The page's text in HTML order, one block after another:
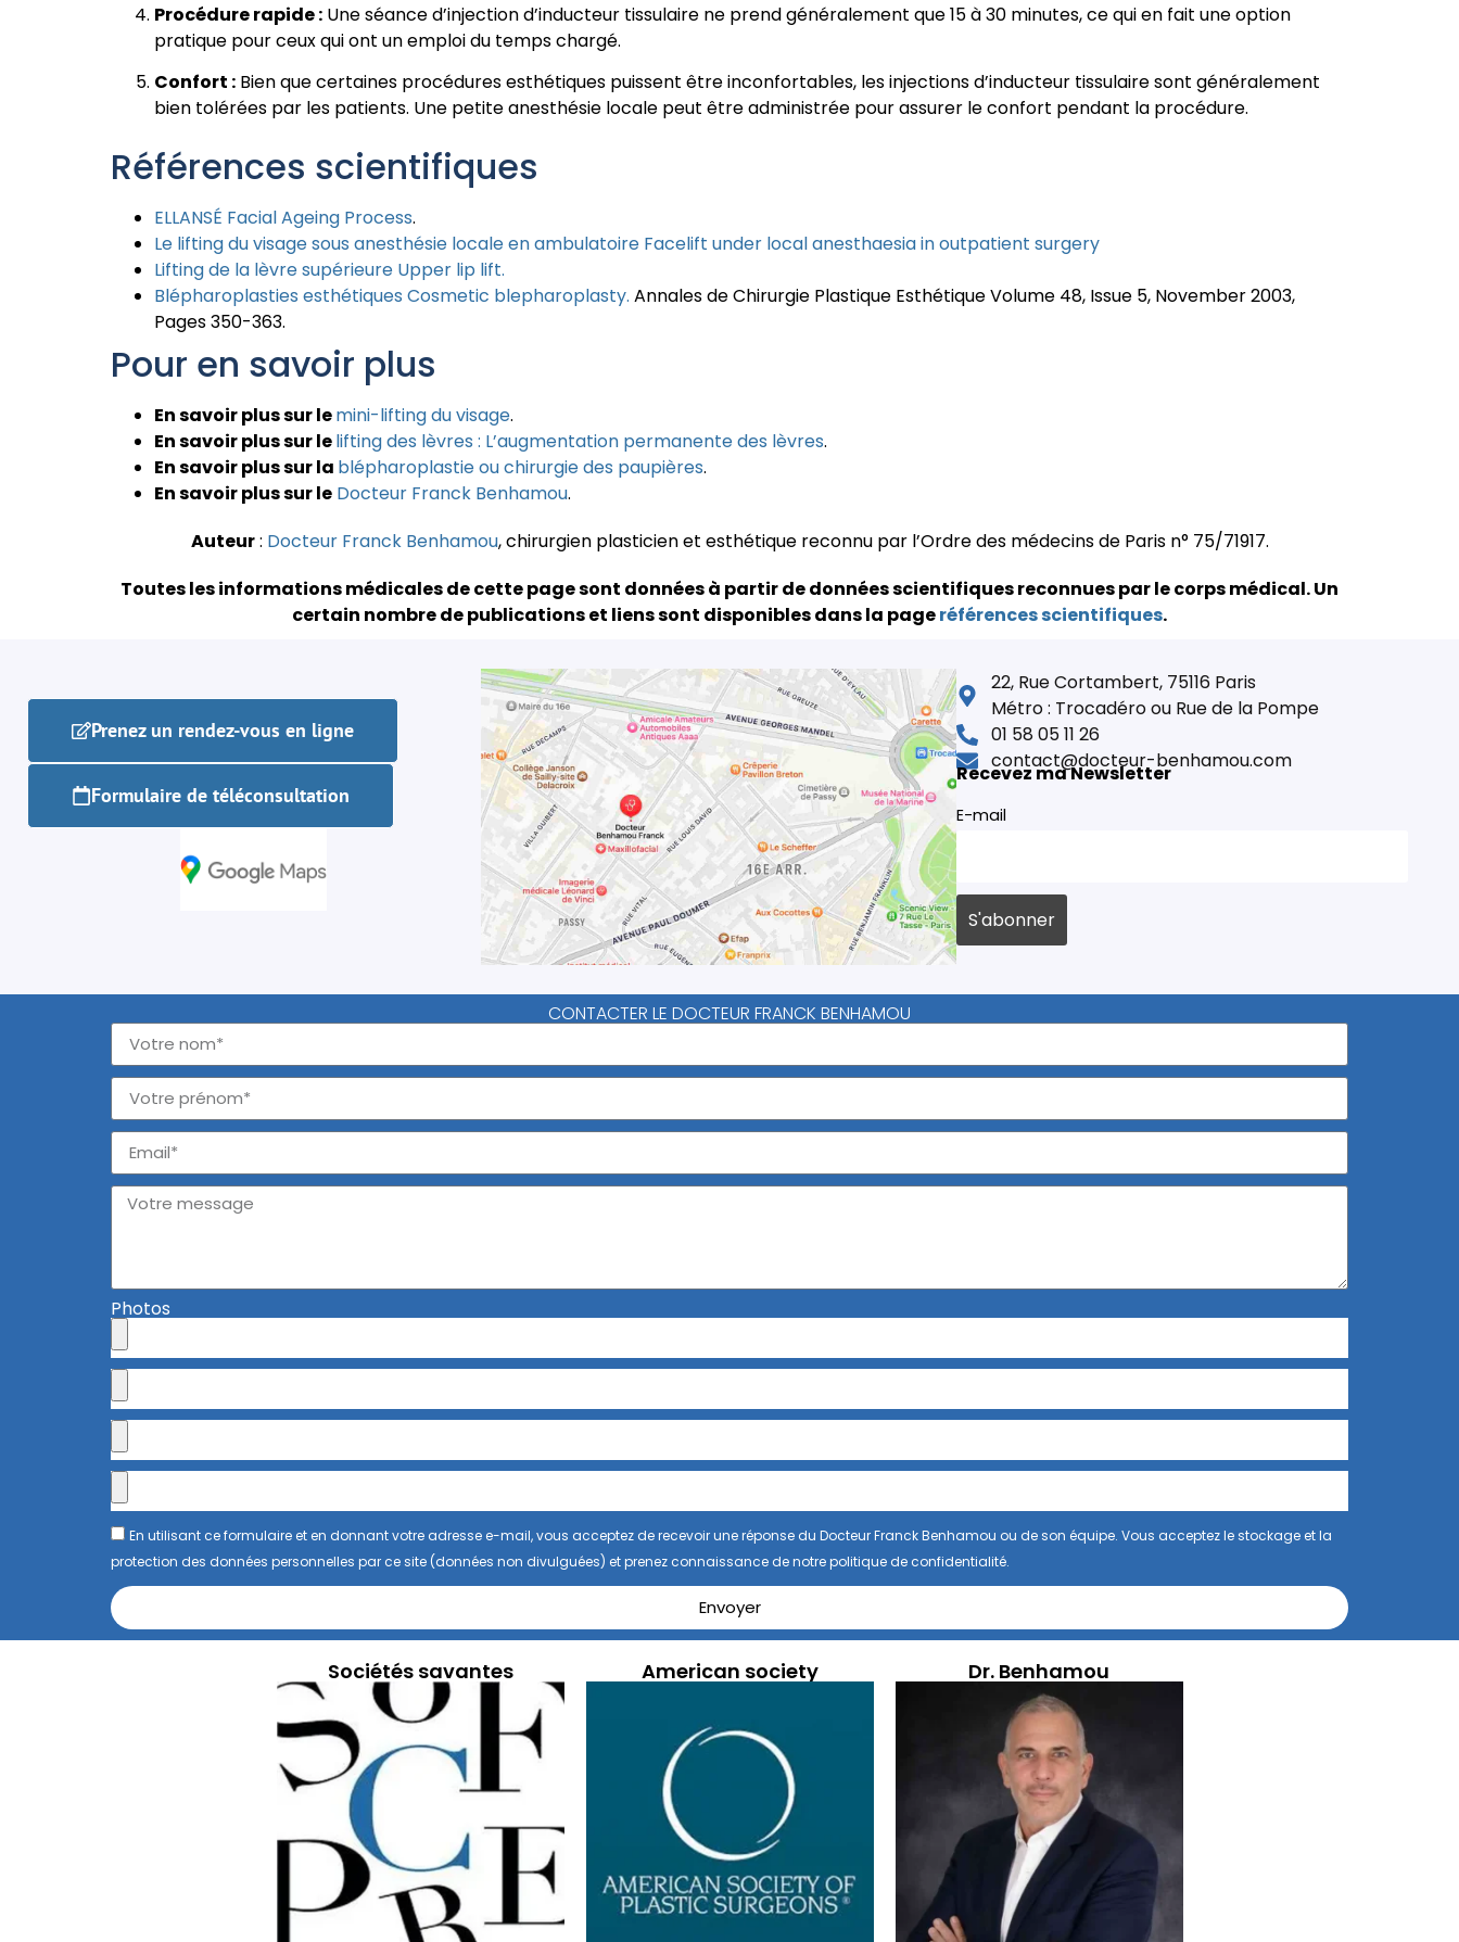
Procédure rapide : Une séance d’injection d’inducteur tissulaire ne prend généralement que 15 à 30 minutes, ce qui en fait une option
pratique pour ceux qui ont un emploi du temps chargé.
Confort : Bien que certaines procédures esthétiques puissent être inconfortables, les injections d’inducteur tissulaire sont généralement
bien tolérées par les patients. Une petite anesthésie locale peut être administrée pour assurer le confort pendant la procédure.
Références scientifiques
ELLANSÉ Facial Ageing Process.
Le lifting du visage sous anesthésie locale en ambulatoire Facelift under local anesthaesia in outpatient surgery
Lifting de la lèvre supérieure Upper lip lift.
Blépharoplasties esthétiques Cosmetic blepharoplasty. Annales de Chirurgie Plastique Esthétique Volume 48, Issue 5, November 2003,
Pages 350-363.
Pour en savoir plus
En savoir plus sur lemini-lifting du visage.
En savoir plus sur lelifting des lèvres : L’augmentation permanente des lèvres.
En savoir plus sur la blépharoplastie ou chirurgie des paupières.
En savoir plus sur le Docteur Franck Benhamou.
Auteur: Docteur Franck Benhamou, chirurgien plasticien et esthétique reconnu par l’Ordre des médecins de Paris n° 75/71917.
Toutes les informations médicales de cette page sont données à partir de données scientifiques reconnues par le corps médical.Un
certain nombre de publications et liens sont disponibles dans la pageréférences scientifiques.
Prenez un rendez-vous en ligne
Formulaire de téléconsultation
22, Rue Cortambert, 75116 Paris
Métro : Trocadéro ou Rue de la Pompe
01 58 05 11 26
contact@docteur-benhamou.com
Recevez ma Newsletter
E-mail
CONTACTER LE DOCTEUR FRANCK BENHAMOU
Photos
En utilisant ce formulaire et en donnant votre adresse e-mail, vous acceptez de recevoir une réponse du Docteur Franck Benhamou ou de son équipe. Vous acceptez le stockage et la
protection des données personnelles par ce site (données non divulguées) et prenez connaissance de notre politique de confidentialité.
Envoyer
Sociétés savantes American society Dr. Benhamou